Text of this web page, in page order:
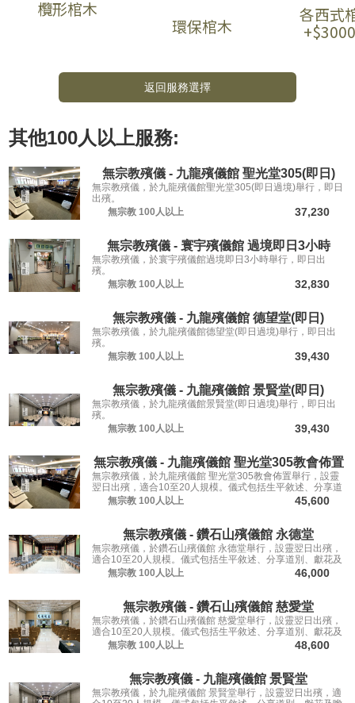
欖形棺木
環保棺木
各西式
返回服務選擇
其他100人以上服務:
無宗教殯儀 - 九龍殯儀館 聖光堂305(即日)
無宗教殯儀，於九龍殯儀館聖光堂305(即日過境)舉行，即日
出殯。
無宗教 100人以上 37,230
無宗教殯儀 - 寰宇殯儀館 過境即日3小時
無宗教殯儀，於寰宇殯儀館過境即日3小時舉行，即日出
殯。
無宗教 100人以上 32,830
無宗教殯儀 - 九龍殯儀館 德望堂(即日)
無宗教殯儀，於九龍殯儀館德望堂(即日過境)舉行，即日出
殯。
無宗教 100人以上 39,430
無宗教殯儀 - 九龍殯儀館 景賢堂(即日)
無宗教殯儀，於九龍殯儀館景賢堂(即日過境)舉行，即日出
殯。
無宗教 100人以上 39,430
無宗教殯儀 - 九龍殯儀館 聖光堂305教會佈置
無宗教殯儀，於九龍殯儀館 聖光堂305教會佈置舉行，設靈
翌日出殯，適合10至20人規模。儀式包括生平敘述、分享道
別、獻花及瞻仰遺容，讓親友從容道別。
無宗教 100人以上 45,600
無宗教殯儀 - 鑽石山殯儀館 永德堂
無宗教殯儀，於鑽石山殯儀館 永德堂舉行，設靈翌日出殯，
適合10至20人規模。儀式包括生平敘述、分享道別、獻花及
瞻仰遺容，讓親友從容道別。
無宗教 100人以上 46,000
無宗教殯儀 - 鑽石山殯儀館 慈愛堂
無宗教殯儀，於鑽石山殯儀館 慈愛堂舉行，設靈翌日出殯，
適合10至20人規模。儀式包括生平敘述、分享道別、獻花及
瞻仰遺容，讓親友從容道別。
無宗教 100人以上 48,600
無宗教殯儀 - 九龍殯儀館 景賢堂
無宗教殯儀，於九龍殯儀館 景賢堂舉行，設靈翌日出殯，適